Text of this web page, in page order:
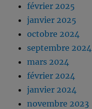
février 2025
janvier 2025
octobre 2024
septembre 2024
mars 2024
février 2024
janvier 2024
novembre 2023